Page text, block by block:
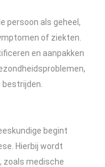
persoon als geheel,
of ziekten.
en aanpakken
begint
Hierbij wordt
zoals medische